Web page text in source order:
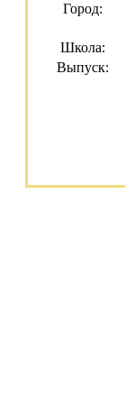
Город:
Школа:
Выпуск: